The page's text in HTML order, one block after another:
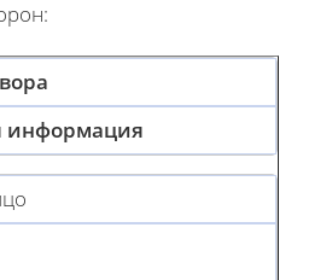
информация